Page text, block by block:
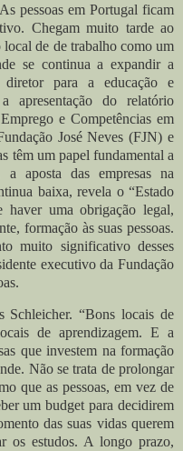
pessoas em Portugal ficam
Chegam muito tarde ao
de de trabalho como um
se continua a expandir a
diretor para a educação e
apresentação do relatório
e Competências em
José Neves (FJN) e
têm um papel fundamental a
aposta das empresas na
baixa, revela o “Estado
haver uma obrigação legal,
formação às suas pessoas.
muito significativo desses
executivo da Fundação
Schleicher. “Bons locais de
de aprendizagem. E a
que investem na formação
Não se trata de prolongar
que as pessoas, em vez de
um budget para decidirem
das suas vidas querem
os estudos. A longo prazo,